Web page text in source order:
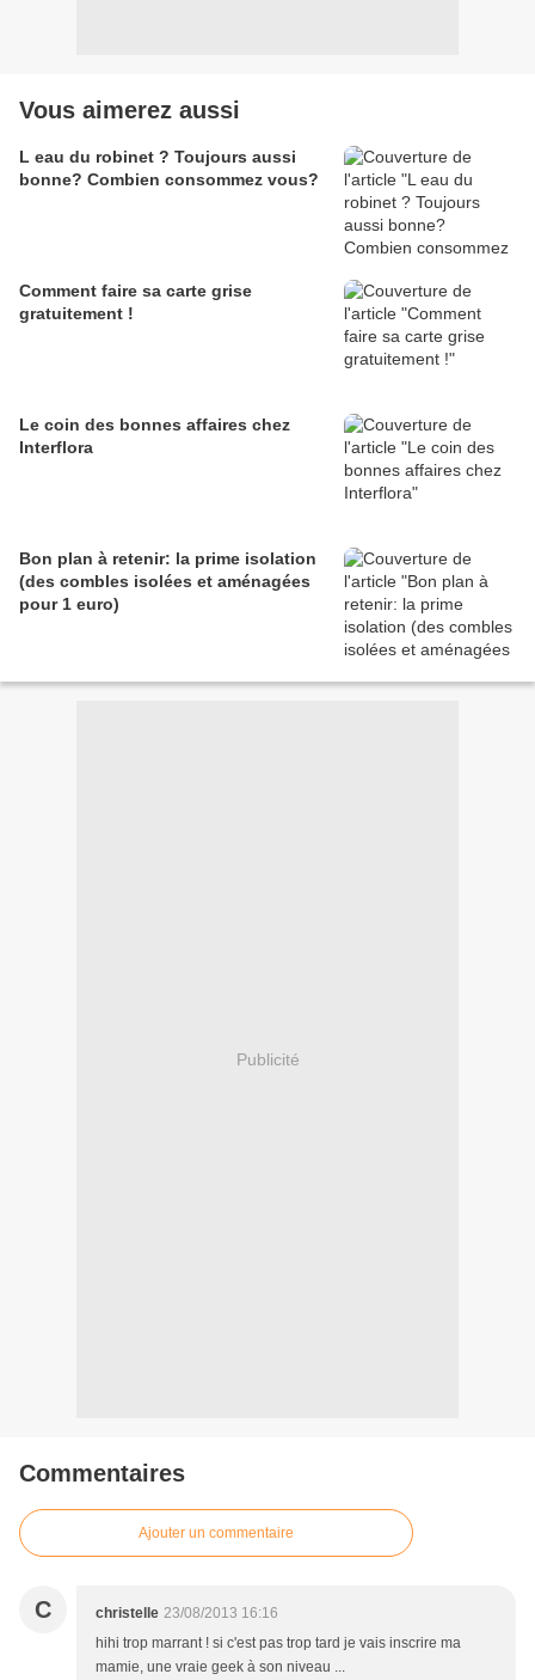
Vous aimerez aussi
L eau du robinet ? Toujours aussi
bonne? Combien consommez vous?
Comment faire sa carte grise
gratuitement !
Le coin des bonnes affaires chez
Interflora
Bon plan à retenir: la prime isolation
(des combles isolées et aménagées
pour 1 euro)
Publicité
Commentaires
Ajouter un commentaire
C christelle 23/08/2013 16:16
hihi trop marrant ! si c'est pas trop tard je vais inscrire ma
mamie, une vraie geek à son niveau ...